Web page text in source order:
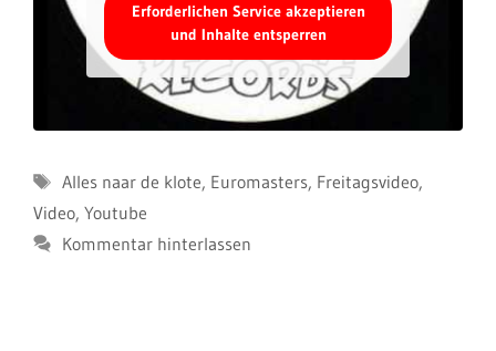
Erforderlichen Service akzeptieren
und Inhalte entsperren
Schlagwörter
Alles naar de klote, Euromasters, Freitagsvideo,
Video, Youtube
Kommentar hinterlassen